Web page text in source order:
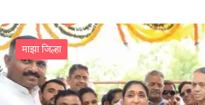
माझा जिल्हा